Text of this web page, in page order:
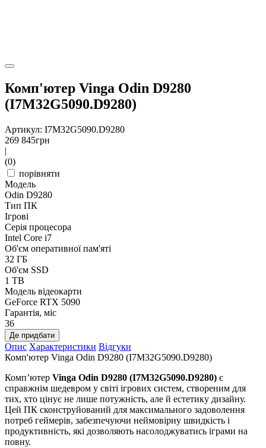
Комп'ютер Vinga Odin D9280
(I7M32G5090.D9280)
Артикул: I7M32G5090.D9280
269 845грн
|
(0)
порівняти
Модель
Odin D9280
Тип ПК
Ігрові
Серія процесора
Intel Core i7
Об'єм оперативної пам'яті
32 ГБ
Об'єм SSD
1 TB
Модель відеокарти
GeForce RTX 5090
Гарантія, міс
36
Де придбати
Опис Характеристики Відгуки
Комп'ютер Vinga Odin D9280 (I7M32G5090.D9280)
Комп’ютер Vinga Odin D9280 (I7M32G5090.D9280) є
справжнім шедевром у світі ігрових систем, створеним для
тих, хто цінує не лише потужність, але й естетику дизайну.
Цей ПК сконструйований для максимального задоволення
потреб геймерів, забезпечуючи неймовірну швидкість і
продуктивність, які дозволяють насолоджуватись іграми на
повну.